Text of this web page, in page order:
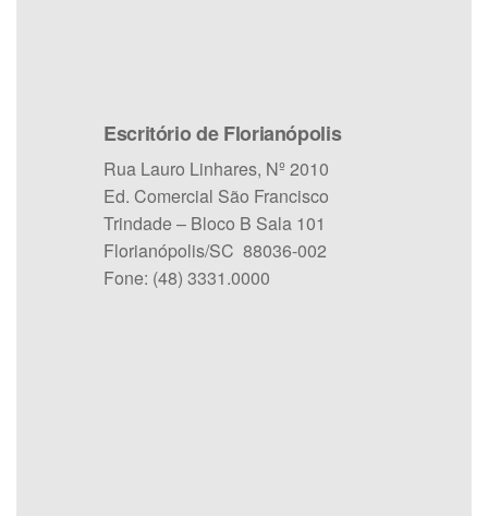
Escritório de Florianópolis
Rua Lauro Linhares, Nº 2010
Ed. Comercial São Francisco
Trindade – Bloco B Sala 101
Florianópolis/SC 88036-002
Fone: (48) 3331.0000